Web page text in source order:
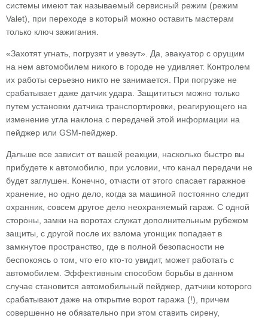
системы имеют так называемый сервисный режим (режим
Valet), при переходе в который можно оставить мастерам
только ключ зажигания.
«Захотят угнать, погрузят и увезут». Да, эвакуатор с орущим
на нем автомобилем никого в городе не удивляет. Контролем
их работы серьезно никто не занимается. При погрузке не
срабатывает даже датчик удара. Защититься можно только
путем установки датчика транспортировки, реагирующего на
изменение угла наклона с передачей этой информации на
пейджер или GSM-пейджер.
Дальше все зависит от вашей реакции, насколько быстро вы
прибудете к автомобилю, при условии, что канал передачи не
будет заглушен. Конечно, отчасти от этого спасает гаражное
хранение, но одно дело, когда за машиной постоянно следит
охранник, совсем другое дело неохраняемый гараж. С одной
стороны, замки на воротах служат дополнительным рубежом
защиты, с другой после их взлома угонщик попадает в
замкнутое пространство, где в полной безопасности не
беспокоясь о том, что его кто-то увидит, может работать с
автомобилем. Эффективным способом борьбы в данном
случае становится автомобильный пейджер, датчики которого
срабатывают даже на открытие ворот гаража (!), причем
совершенно не обязательно при этом ставить сирену,